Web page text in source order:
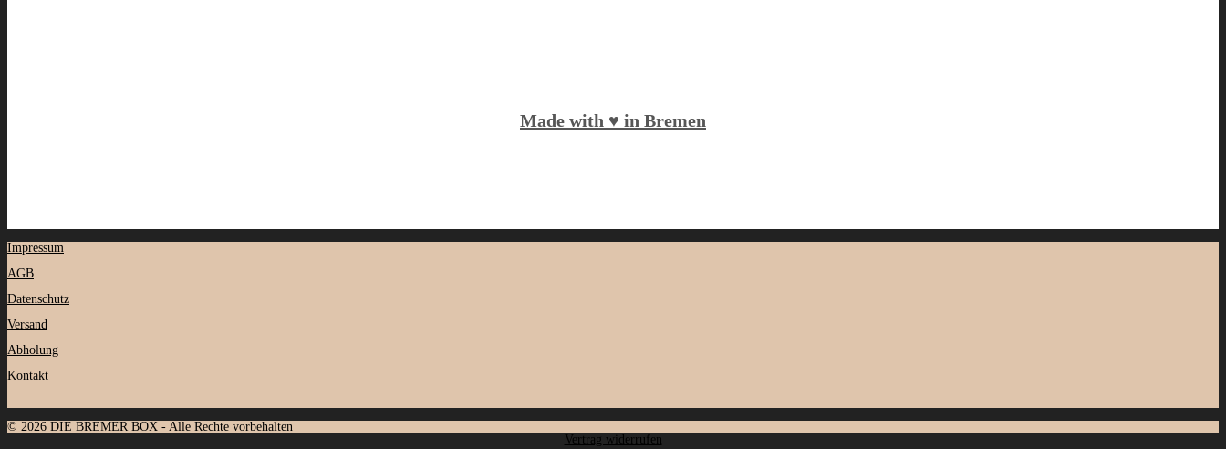
Made with ♥️ in Bremen
Impressum
AGB
Datenschutz
Versand
Abholung
Kontakt
© 2026 DIE BREMER BOX - Alle Rechte vorbehalten
Vertrag widerrufen